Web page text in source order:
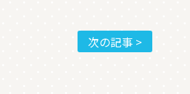
次の記事 >